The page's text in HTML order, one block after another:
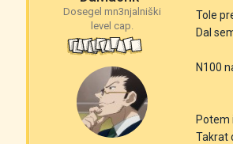
Dosegel mn3njalniški
level cap.
Tole
Dal
N100
Potem
Takrat